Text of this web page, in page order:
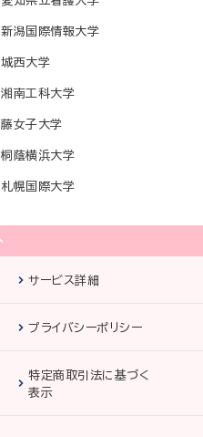
新潟国際情報大学
城西大学
湘南工科大学
藤女子大学
桐蔭横浜大学
札幌国際大学
サービス詳細
プライバシーポリシー
特定商取引法に基づく
表示